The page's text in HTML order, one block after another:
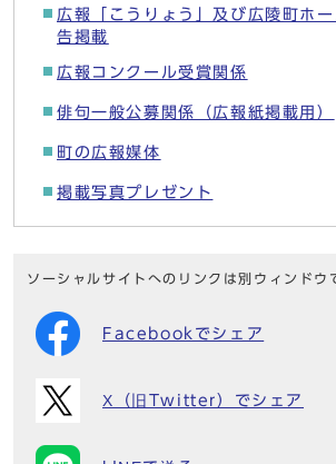
広報「こうりょう」及び広陵町ホ
告掲載
広報コンクール受賞関係
俳句一般公募関係（広報紙掲載用）
町の広報媒体
掲載写真プレゼント
ソーシャルサイトへのリンクは別ウィンドウ
Facebookでシェア
X（旧Twitter）でシェア